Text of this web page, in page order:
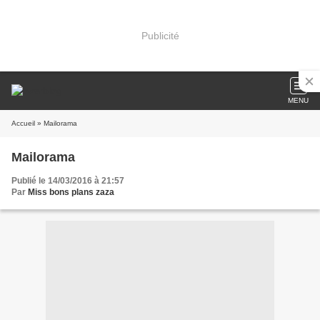
Publicité
MENU
Accueil » Mailorama
Mailorama
Publié le 14/03/2016 à 21:57
Par Miss bons plans zaza